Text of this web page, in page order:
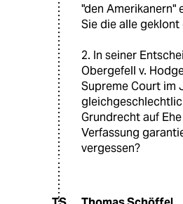
"den Amerikanern"
Sie die alle geklont
2. In seiner
Obergefell v.
Supreme Court im
Grundrecht auf
Verfassung
vergessen?